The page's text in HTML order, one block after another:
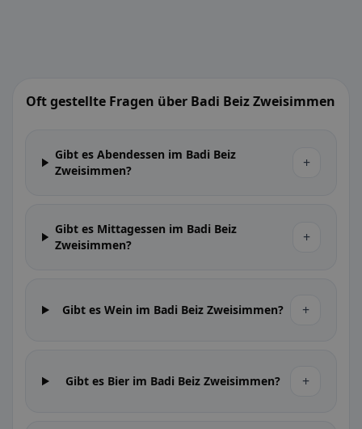
Oft gestellte Fragen über Badi Beiz Zweisimmen
Gibt es Abendessen im Badi Beiz
Zweisimmen?
+
Gibt es Mittagessen im Badi Beiz
Zweisimmen?
+
Gibt es Wein im Badi Beiz Zweisimmen? +
Gibt es Bier im Badi Beiz Zweisimmen? +